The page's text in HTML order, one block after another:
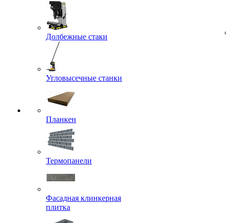
Долбежные стаки
Угловысечные станки
Планкен
Термопанели
Фасадная клинкерная
плитка